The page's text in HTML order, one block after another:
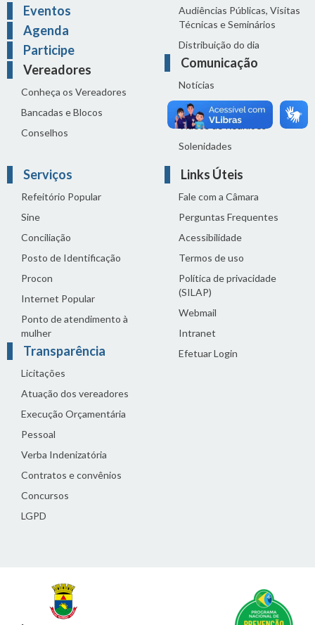
Eventos
Agenda
Participe
Vereadores
Conheça os Vereadores
Bancadas e Blocos
Conselhos
Audiências Públicas, Visitas
Técnicas e Seminários
Distribuição do dia
Comunicação
Notícias
Sala de Imprensa
Vídeos de Reuniões
Solenidades
Serviços
Refeitório Popular
Sine
Conciliação
Posto de Identificação
Procon
Internet Popular
Ponto de atendimento à
mulher
Transparência
Licitações
Atuação dos vereadores
Execução Orçamentária
Pessoal
Verba Indenizatória
Contratos e convênios
Concursos
LGPD
Links Úteis
Fale com a Câmara
Perguntas Frequentes
Acessibilidade
Termos de uso
Política de privacidade
(SILAP)
Webmail
Intranet
Efetuar Login